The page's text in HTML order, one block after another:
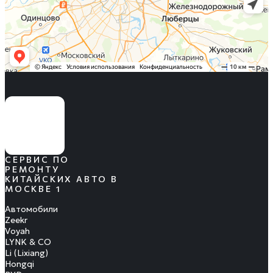
СЕРВИС ПО
РЕМОНТУ
КИТАЙСКИХ АВТО В
МОСКВЕ 1
Автомобили
Zeekr
Voyah
LYNK & CO
Li (Lixiang)
Hongqi